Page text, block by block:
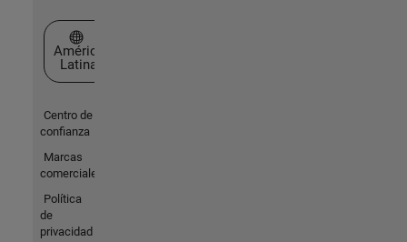
Seleccione un país/idioma
América
Latina
Centro de
confianza
Marcas
comerciales
Política
de
privacidad